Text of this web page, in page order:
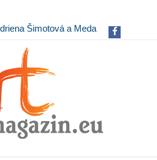
Šimotová a Meda